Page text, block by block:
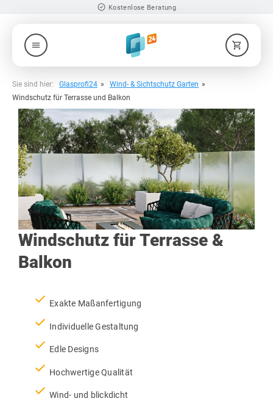
check_circle Produkte nach Maß
menu shopping_cart
Sie sind hier: Glasprofi24
Wind- & Sichtschutz Garten
Windschutz für Terrasse und Balkon
Windschutz für Terrasse &
Balkon
check Exakte Maßanfertigung
check Individuelle Gestaltung
check Edle Designs
check Hochwertige Qualität
check Wind- und blickdicht